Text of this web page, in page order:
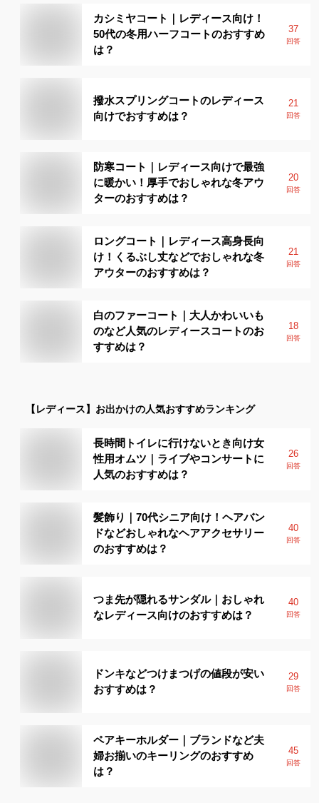
カシミヤコート｜レディース向け！
50代の冬用ハーフコートのおすすめ
は？
37
回答
撥水スプリングコートのレディース
向けでおすすめは？
21
回答
防寒コート｜レディース向けで最強
に暖かい！厚手でおしゃれな冬アウ
ターのおすすめは？
20
回答
ロングコート｜レディース高身長向
け！くるぶし丈などでおしゃれな冬
アウターのおすすめは？
21
回答
白のファーコート｜大人かわいいも
のなど人気のレディースコートのお
すすめは？
18
回答
【レディース】 お出かけの人気おすすめランキング
長時間トイレに行けないとき向け女
性用オムツ｜ライブやコンサートに
人気のおすすめは？
26
回答
髪飾り｜70代シニア向け！ヘアバン
ドなどおしゃれなヘアアクセサリー
のおすすめは？
40
回答
つま先が隠れるサンダル｜おしゃれ
なレディース向けのおすすめは？
40
回答
ドンキなどつけまつげの値段が安い
おすすめは？
29
回答
ペアキーホルダー｜ブランドなど夫
婦お揃いのキーリングのおすすめ
は？
45
回答